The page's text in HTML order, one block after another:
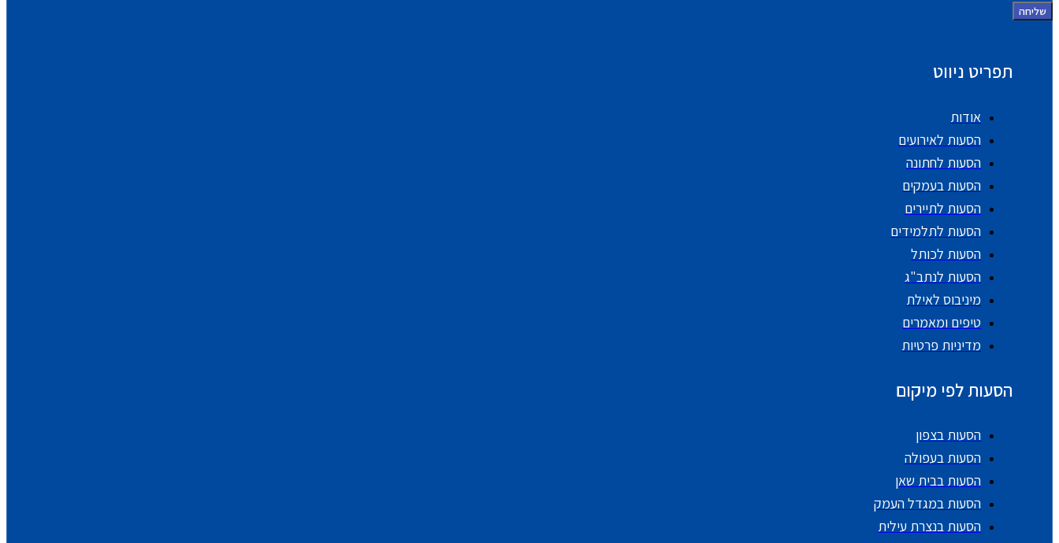
שליחה
תפריט ניווט
אודות
הסעות לאירועים
הסעות לחתונה
הסעות בעמקים
הסעות לתיירים
הסעות לתלמידים
הסעות לכותל
הסעות לנתב"ג
מיניבוס לאילת
טיפים ומאמרים
מדיניות פרטיות
הסעות לפי מיקום
הסעות בצפון
הסעות בעפולה
הסעות בבית שאן
הסעות במגדל העמק
הסעות בנצרת עילית